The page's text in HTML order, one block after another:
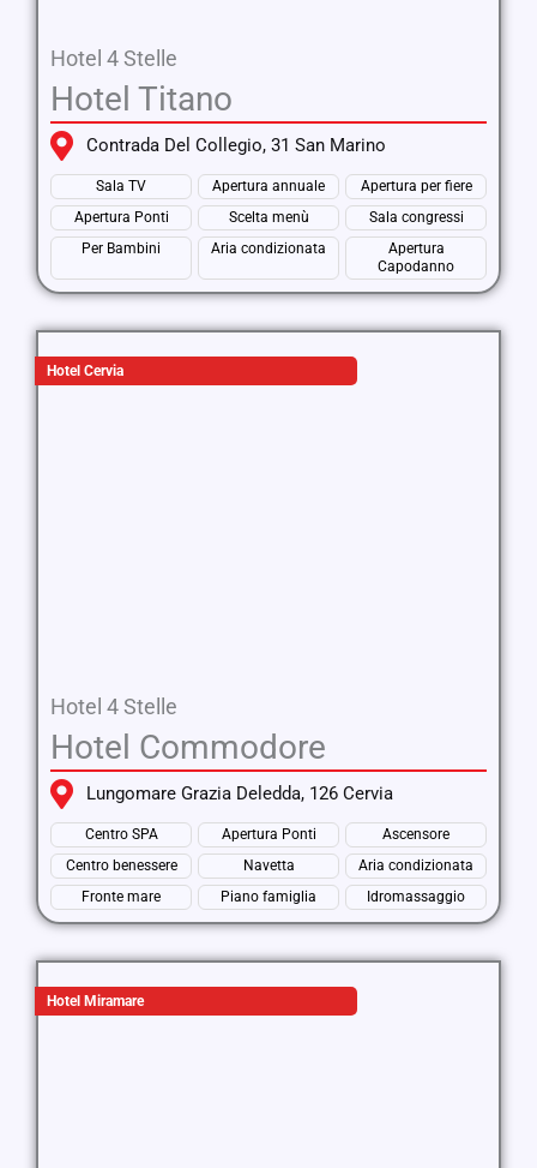
Hotel 4 Stelle
Hotel Titano
Contrada Del Collegio, 31 San Marino
Sala TV Apertura annuale
Apertura per fiere
Apertura Ponti
Scelta menù
Sala congressi
Per Bambini
Aria condizionata
Apertura
Capodanno
Hotel Cervia
Hotel 4 Stelle
Hotel Commodore
Lungomare Grazia Deledda, 126 Cervia
Centro SPA Apertura Ponti
Ascensore
Centro benessere
Navetta
Aria condizionata
Fronte mare
Piano famiglia Idromassaggio
Hotel Miramare